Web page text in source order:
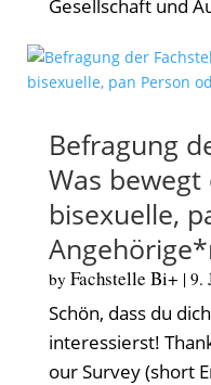
Gesellschaft und
Befragung
Was bewegt
bisexuelle,
by Fachstelle Bi+ | 9.
Schön, dass du
interessierst!
our Survey (short